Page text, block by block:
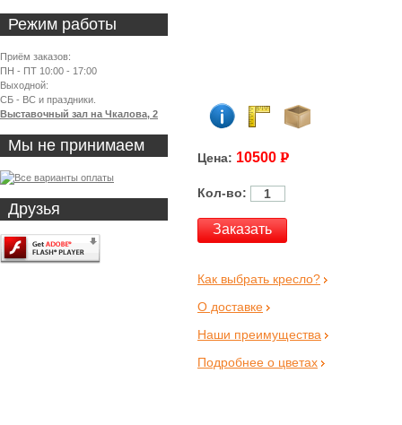
Цена: 10500 P
Кол-во:
Заказать
Как выбрать кресло?
О доставке
Наши преимущества
Подробнее о цветах
Режим работы
Приём заказов:
ПН - ПТ 10:00 - 17:00
Выходной:
СБ - ВС и праздники.
Выставочный зал на Чкалова, 2
Мы не принимаем
Друзья